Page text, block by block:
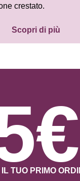
crestato.
Scopri di più
IL TUO PRIMO